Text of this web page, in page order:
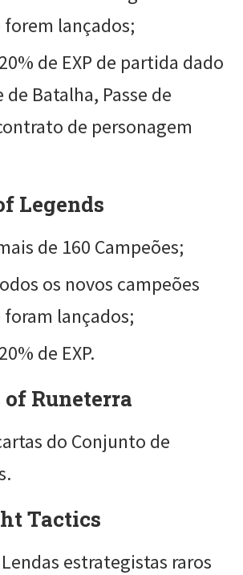
forem lançados;
de EXP de partida dado
de Batalha, Passe de
de personagem
Legends
de 160 Campeões;
os novos campeões
foram lançados;
de EXP.
of Runeterra
do Conjunto de
Tactics
estrategistas raros